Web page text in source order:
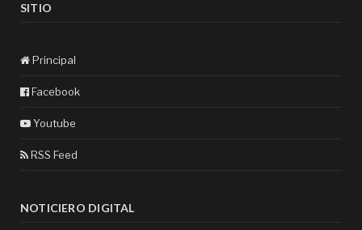
SITIO
Principal
Facebook
Youtube
RSS Feed
NOTICIERO DIGITAL